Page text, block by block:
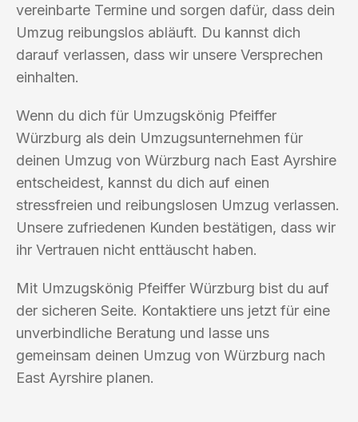
vereinbarte Termine und sorgen dafür, dass dein
Umzug reibungslos abläuft. Du kannst dich
darauf verlassen, dass wir unsere Versprechen
einhalten.
Wenn du dich für Umzugskönig Pfeiffer
Würzburg als dein Umzugsunternehmen für
deinen Umzug von Würzburg nach East Ayrshire
entscheidest, kannst du dich auf einen
stressfreien und reibungslosen Umzug verlassen.
Unsere zufriedenen Kunden bestätigen, dass wir
ihr Vertrauen nicht enttäuscht haben.
Mit Umzugskönig Pfeiffer Würzburg bist du auf
der sicheren Seite. Kontaktiere uns jetzt für eine
unverbindliche Beratung und lasse uns
gemeinsam deinen Umzug von Würzburg nach
East Ayrshire planen.